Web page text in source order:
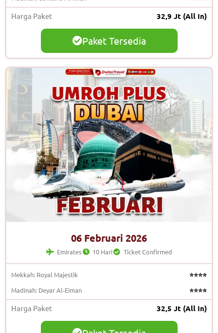
Harga Paket 32,9 Jt (All In)
Paket Tersedia
06 Februari 2026
Emirates 10 Hari Ticket Confirmed
Mekkah: Royal Majestik
⭐⭐⭐⭐
Madinah: Deyar Al-Eiman
⭐⭐⭐⭐
Harga Paket 32,5 Jt (All In)